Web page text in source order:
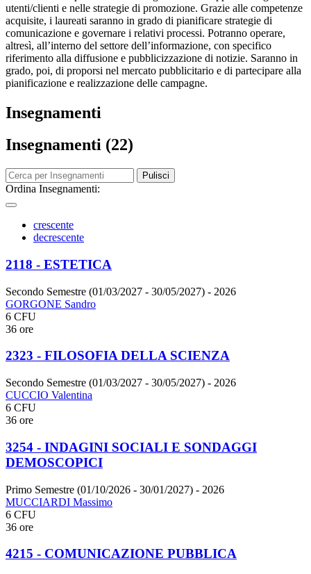
utenti/clienti e nelle strategie di promozione. Grazie alle competenze
acquisite, i laureati saranno in grado di pianificare strategie di
comunicazione e governare i relativi processi. Potranno operare,
altresì, all’interno del settore dell’informazione, con specifico
riferimento alla diffusione e pubblicizzazione di notizie. Saranno in
grado, poi, di proporsi nel mercato pubblicitario e di partecipare alla
pianificazione e realizzazione delle campagne.
Insegnamenti
Insegnamenti (22)
Pulisci
Ordina Insegnamenti:
crescente
decrescente
2118 - ESTETICA
Secondo Semestre (01/03/2027 - 30/05/2027) - 2026
GORGONE Sandro
6 CFU
36 ore
2323 - FILOSOFIA DELLA SCIENZA
Secondo Semestre (01/03/2027 - 30/05/2027) - 2026
CUCCIO Valentina
6 CFU
36 ore
3254 - INDAGINI SOCIALI E SONDAGGI
DEMOSCOPICI
Primo Semestre (01/10/2026 - 30/01/2027) - 2026
MUCCIARDI Massimo
6 CFU
36 ore
4215 - COMUNICAZIONE PUBBLICA